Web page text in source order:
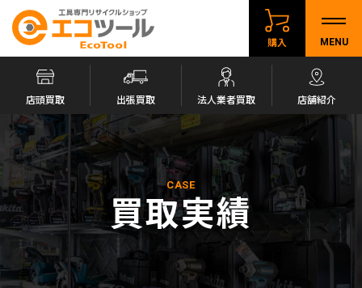
購入 MENU
店頭買取 出張買取 法人業者買取 店舗紹介
CASE
買取実績